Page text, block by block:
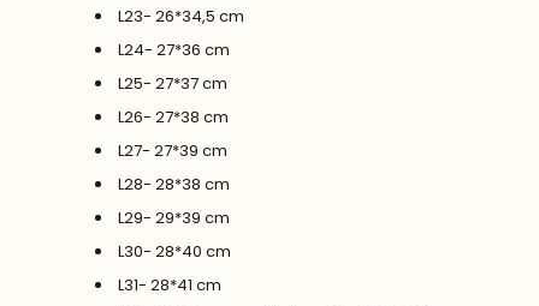
L23- 26*34,5 cm
L24- 27*36 cm
L25- 27*37 cm
L26- 27*38 cm
L27- 27*39 cm
L28- 28*38 cm
L29- 29*39 cm
L30- 28*40 cm
L31- 28*41 cm